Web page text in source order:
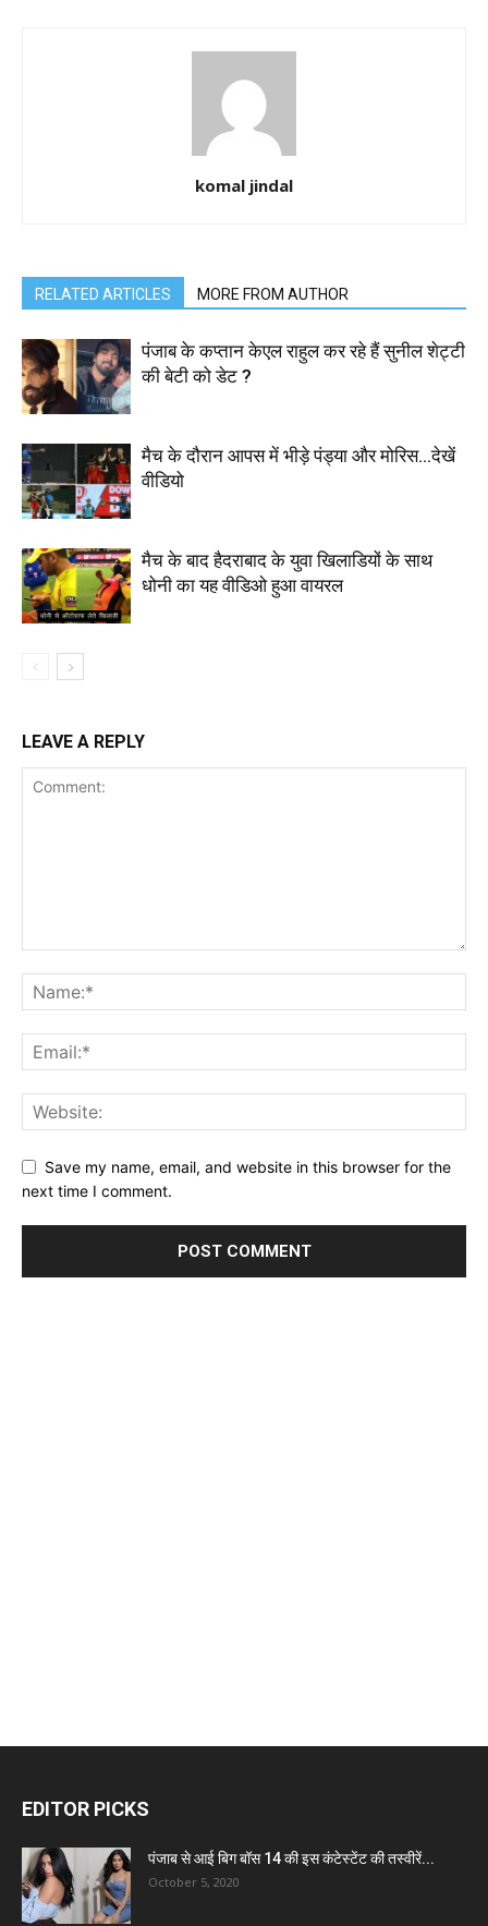
komal jindal
RELATED ARTICLES MORE FROM AUTHOR
पंजाब के कप्तान केएल राहुल कर रहे हैं सुनील शेट्टी
की बेटी को डेट ?
मैच के दौरान आपस में भीड़े पंड्या और मोरिस…देखें
वीडियो
मैच के बाद हैदराबाद के युवा खिलाडियों के साथ
धोनी का यह वीडिओ हुआ वायरल
LEAVE A REPLY
Save my name, email, and website in this browser for the
next time I comment.
EDITOR PICKS
पंजाब से आई बिग बॉस 14 की इस कंटेस्टेंट की तस्वीरें...
October 5, 2020